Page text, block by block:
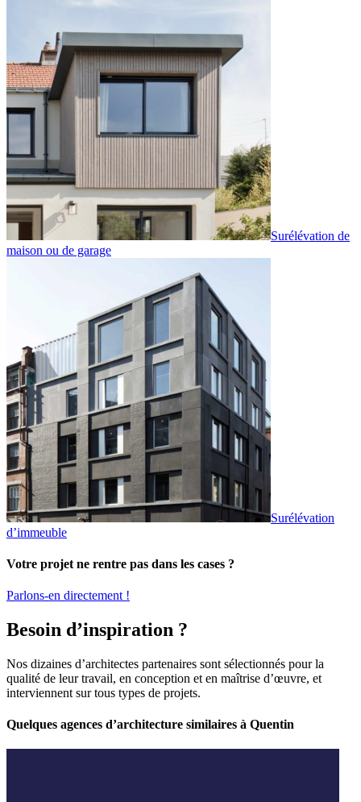
Surélévation de
maison ou de garage
Surélévation
d’immeuble
Votre projet ne rentre pas dans les cases ?
Parlons-en directement !
Besoin d’inspiration ?
Nos dizaines d’architectes partenaires sont sélectionnés pour la
qualité de leur travail, en conception et en maîtrise d’œuvre, et
interviennent sur tous types de projets.
Quelques agences d’architecture similaires à Quentin